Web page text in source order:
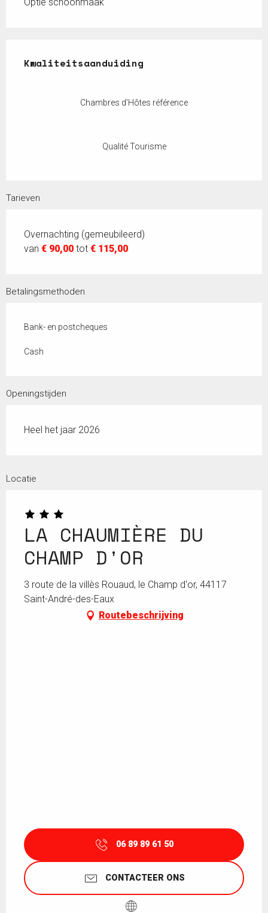
Kwaliteitsaanduiding
Kwaliteitsaanduiding
Chambres d'Hôtes référence
Qualité Tourisme
Tarieven
Overnachting (gemeubileerd)
van € 90,00 tot € 115,00
Betalingsmethoden
Bank- en postcheques
Cash
Openingstijden
Heel het jaar 2026
Locatie
LA CHAUMIÈRE DU
CHAMP D'OR
3 route de la villès Rouaud, le Champ d'or, 44117
Saint-André-des-Eaux
Routebeschrijving
06 89 89 61 50
CONTACTEER ONS